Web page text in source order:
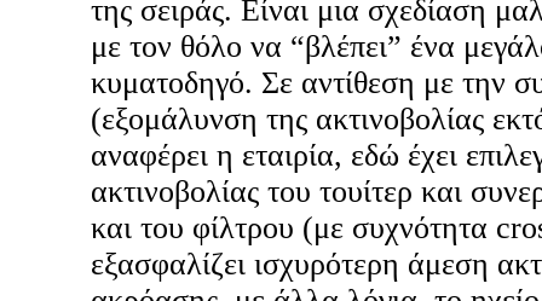
της σειράς. Είναι μια σχεδίαση
με τον θόλο να “βλέπει” ένα
κυματοδηγό. Σε αντίθεση με την
(εξομάλυνση της ακτινοβολίας
αναφέρει η εταιρία, εδώ έχει
ακτινοβολίας του τουίτερ και
και του φίλτρου (με συχνότητα
εξασφαλίζει ισχυρότερη άμεση